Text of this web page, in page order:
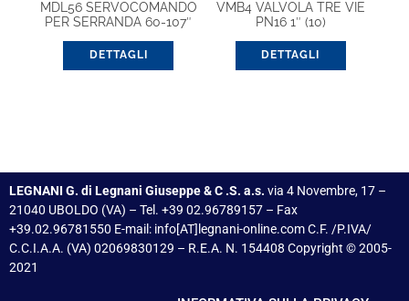
MDL56 SERVOCOMANDO
PER SERRANDA 60-107″
DETTAGLI
VMB4 VALVOLA TRE VIE
PN16 1″ (10)
DETTAGLI
LEGNANI G. di Legnani Giuseppe & C .S. a.s. via 4 Novembre, 17 –
21040 UBOLDO (VA) – Tel. +39 02.96789157 – Fax
+39.02.96781550 E-mail: info[AT]legnani-online.com C.F. /P.IVA/
C.C.I.A.A. (VA) 02069830129 – R.E.A. N. 154408 Copyright © 2005-
2021